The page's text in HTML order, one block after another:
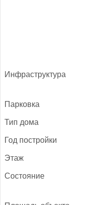
Ин­фраструк­ту­ра
Пар­ковка
Тип до­ма
Год пос­трой­ки
Этаж
Сос­то­яние